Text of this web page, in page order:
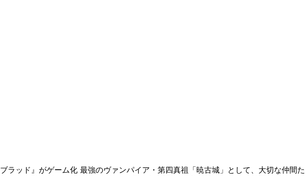
ッド』がゲーム化 最強のヴァンパイア・第四真祖「暁古城」として、大切な仲間